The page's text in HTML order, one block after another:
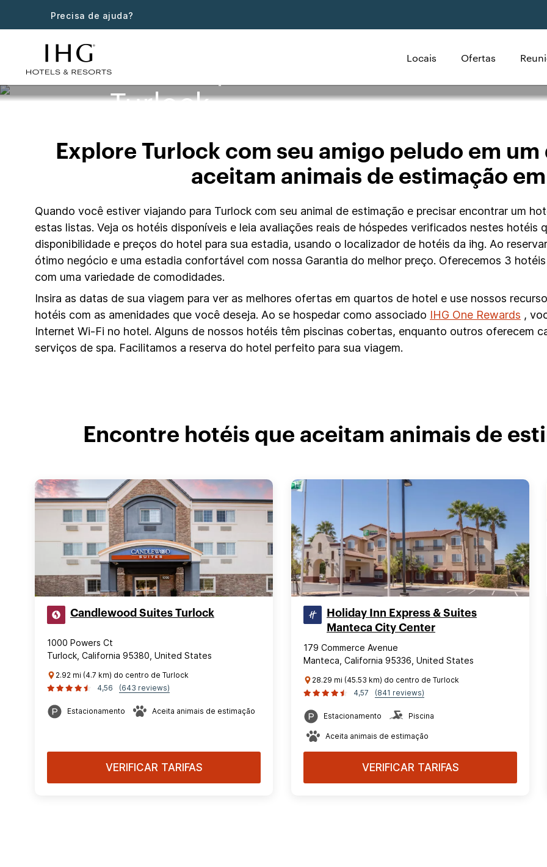
Precisa de ajuda?
Locais Ofertas
Hotéis que aceitam animais de
Turlock
Explore Turlock com seu amigo peludo em
aceitam animais de estimação
Quando você estiver viajando para Turlock com seu animal de estimação e precisar encontrar um
estas listas. Veja os hotéis disponíveis e leia avaliações reais de hóspedes verificados nestes hotéis
disponibilidade e preços do hotel para sua estadia, usando o localizador de hotéis da ihg. Ao
ótimo negócio e uma estadia confortável com nossa Garantia do melhor preço. Oferecemos 3
com uma variedade de comodidades.
Insira as datas de sua viagem para ver as melhores ofertas em quartos de hotel e use nossos
hotéis com as amenidades que você deseja. Ao se hospedar como associado IHG One Rewards ,
Internet Wi-Fi no hotel. Alguns de nossos hotéis têm piscinas cobertas, enquanto outros oferecem
serviços de spa. Facilitamos a reserva do hotel perfeito para sua viagem.
Encontre hotéis que aceitam animais de
Candlewood Suites Turlock
1000 Powers Ct
Turlock, California 95380, United States
2.92 mi (4.7 km) do centro de Turlock
4,56
(643 reviews)
Estacionamento Aceita animais de estimação
VERIFICAR TARIFAS
Holiday Inn Express & Suites
Manteca City Center
179 Commerce Avenue
Manteca, California 95336, United States
28.29 mi (45.53 km) do centro de Turlock
4,57
(841 reviews)
Estacionamento Piscina
Aceita animais de estimação
VERIFICAR TARIFAS